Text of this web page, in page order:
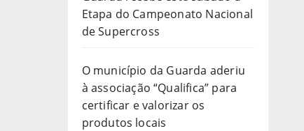
Etapa do Campeonato Nacional
de Supercross
O município da Guarda aderiu
à associação “Qualifica” para
certificar e valorizar os
produtos locais